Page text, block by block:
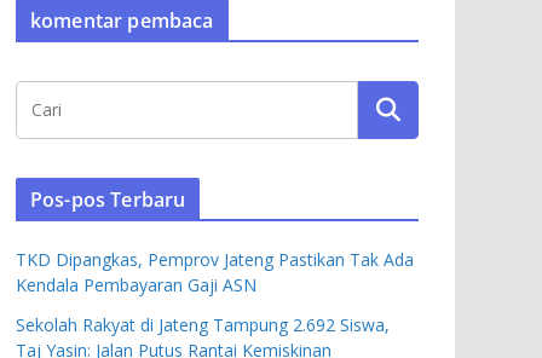
komentar pembaca
Pos-pos Terbaru
TKD Dipangkas, Pemprov Jateng Pastikan Tak Ada
Kendala Pembayaran Gaji ASN
Sekolah Rakyat di Jateng Tampung 2.692 Siswa,
Taj Yasin: Jalan Putus Rantai Kemiskinan